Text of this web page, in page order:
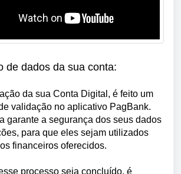
de dados da sua conta:
da sua Conta Digital, é feito um
validação no aplicativo PagBank.
garante a segurança dos seus dados
para que eles sejam utilizados
financeiros oferecidos.
processo seja concluído, é